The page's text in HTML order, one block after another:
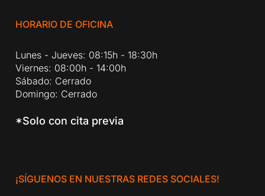
HORARIO DE OFICINA
Lunes - Jueves: 08:15h - 18:30h
Viernes: 08:00h - 14:00h
Sábado: Cerrado
Domingo: Cerrado
*Solo con cita previa
¡SÍGUENOS EN NUESTRAS REDES SOCIALES!